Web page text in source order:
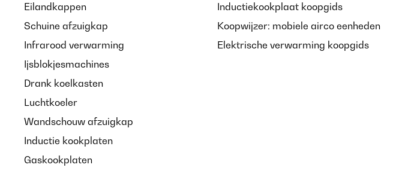
Eilandkappen
Schuine afzuigkap
Infrarood verwarming
Ijsblokjesmachines
Drank koelkasten
Luchtkoeler
Wandschouw afzuigkap
Inductie kookplaten
Gaskookplaten
Inductiekookplaat koopgids
Koopwijzer: mobiele airco eenheden
Elektrische verwarming koopgids